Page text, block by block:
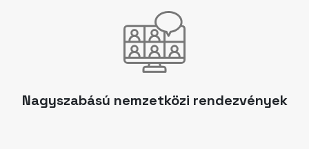
Nagyszabású nemzetközi rendezvények